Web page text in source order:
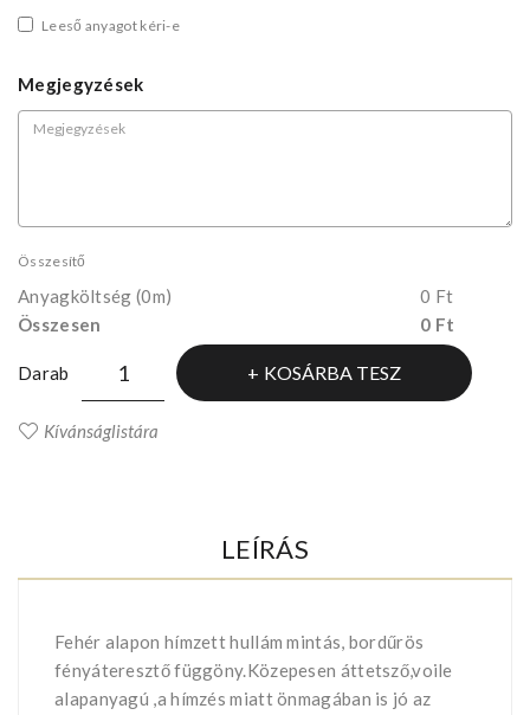
Leeső anyagot kéri-e
Megjegyzések
Összesítő
Anyagköltség (0m)
0 Ft
Összesen
0 Ft
Darab KOSÁRBA TESZ
Kívánságlistára
LEÍRÁS
Fehér alapon hímzett hullám mintás, bordűrös
fényáteresztő függöny.Közepesen áttetsző,voile
alapanyagú ,a hímzés miatt önmagában is jó az